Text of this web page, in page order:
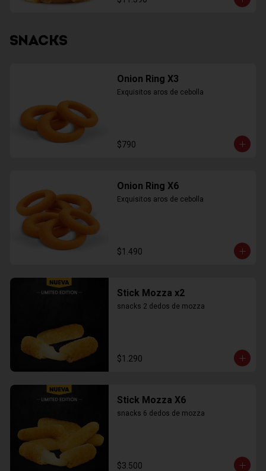
SNACKS
Onion Ring X3
Exquisitos aros de cebolla
$790
Onion Ring X6
Exquisitos aros de cebolla
$1.490
Stick Mozza x2
snacks 2 dedos de mozza
$1.290
Stick Mozza X6
snacks 6 dedos de mozza
$3.500